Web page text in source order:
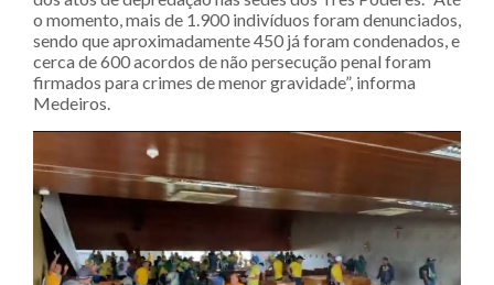
o momento, mais de 1.900 indivíduos foram denunciados,
sendo que aproximadamente 450 já foram condenados, e
cerca de 600 acordos de não persecução penal foram
firmados para crimes de menor gravidade”, informa
Medeiros.